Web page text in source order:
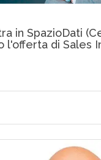
in SpazioDati
l'offerta di Sales